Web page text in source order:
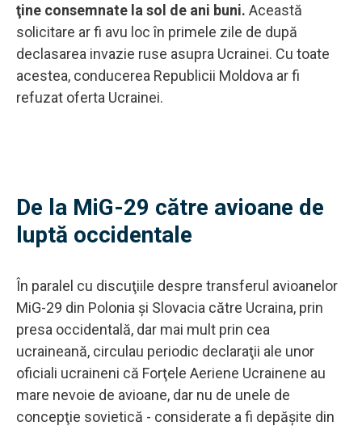
ţine consemnate la sol de ani buni. Această
solicitare ar fi avu loc în primele zile de după
declasarea invazie ruse asupra Ucrainei. Cu toate
acestea, conducerea Republicii Moldova ar fi
refuzat oferta Ucrainei.
De la MiG-29 către avioane de
luptă occidentale
În paralel cu discuţiile despre transferul avioanelor
MiG-29 din Polonia şi Slovacia către Ucraina, prin
presa occidentală, dar mai mult prin cea
ucraineană, circulau periodic declaraţii ale unor
oficiali ucraineni că Forţele Aeriene Ucrainene au
mare nevoie de avioane, dar nu de unele de
concepţie sovietică - considerate a fi depăşite din